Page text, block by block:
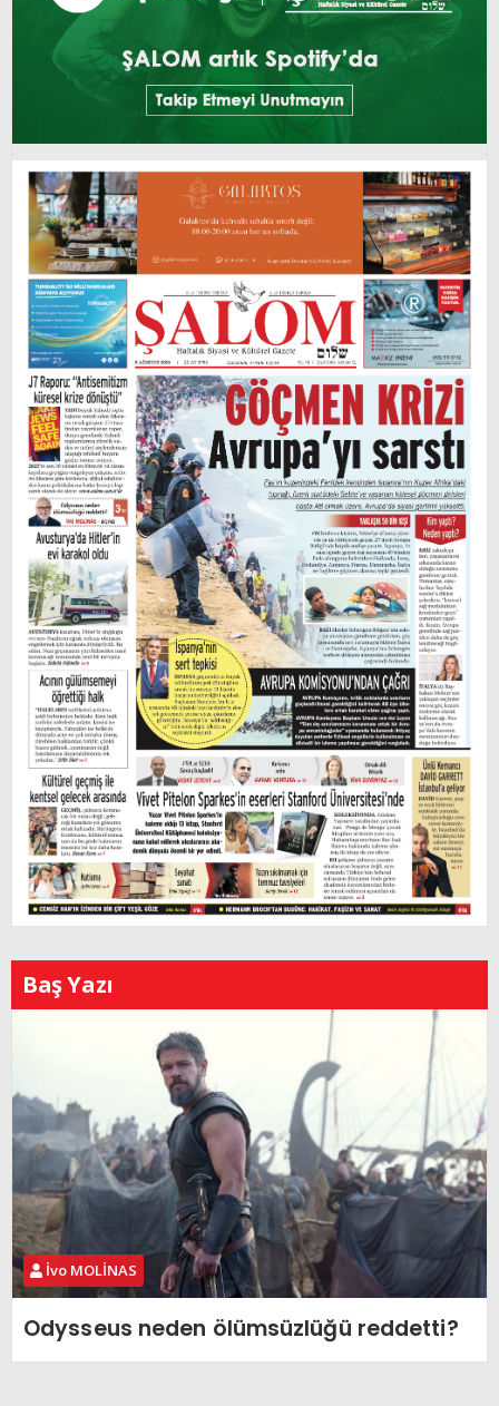
Baş Yazı
İvo MOLİNAS
Odysseus neden ölümsüzlüğü reddetti?